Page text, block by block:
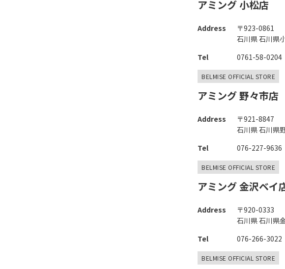
アミング 小松店
Address
〒923-0861
石川県 石川県
Tel
0761-58-0204
BELMISE OFFICIAL STORE
アミング 野々市店
Address
〒921-8847
石川県 石川県
Tel
076-227-9636
BELMISE OFFICIAL STORE
アミング 金沢ベイ
Address
〒920-0333
石川県 石川県
Tel
076-266-3022
BELMISE OFFICIAL STORE